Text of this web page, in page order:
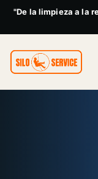
"De la limpieza a la